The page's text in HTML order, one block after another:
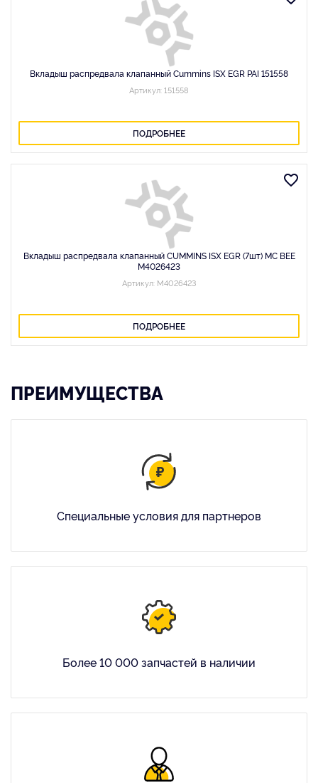
Вкладыш распредвала клапанный Cummins ISX EGR PAI 151558
Артикул: 151558
ПОДРОБНЕЕ
Вкладыш распредвала клапанный CUMMINS ISX EGR (7шт) MC BEE
M4026423
Артикул: M4026423
ПОДРОБНЕЕ
ПРЕИМУЩЕСТВА
Специальные условия для партнеров
Более 10 000 запчастей в наличии